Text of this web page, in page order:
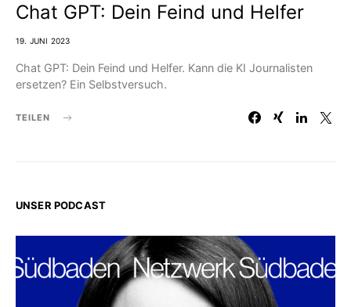
Chat GPT: Dein Feind und Helfer
19. JUNI 2023
Chat GPT: Dein Feind und Helfer. Kann die KI Journalisten
ersetzen? Ein Selbstversuch.
TEILEN
UNSER PODCAST